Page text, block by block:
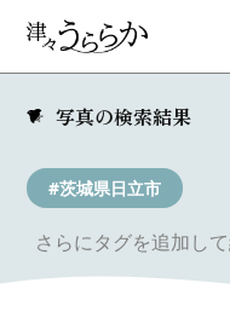
写真の検索結果
#茨城県日立市
さらにタグを追加し